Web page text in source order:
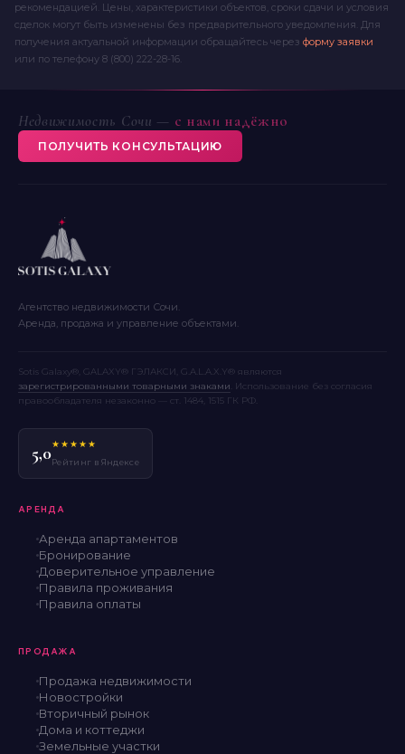
рекомендацией. Цены, характеристики объектов, сроки сдачи и условия
сделок могут быть изменены без предварительного уведомления. Для
получения актуальной информации обращайтесь через форму заявки
или по телефону 8 (800) 222-28-16
Недвижимость Сочи — с нами надёжно
ПОЛУЧИТЬ КОНСУЛЬТАЦИЮ
Агентство недвижимости Сочи.
Аренда, продажа и управление объектами.
Sotis Galaxy®, GALAXY® ГЭЛАКСИ, G.A.L.A.X.Y® являются
зарегистрированными товарными знаками . Использование без согласия
правообладателя незаконно — ст. 1484, 1515 ГК РФ.
5,0★★★★★
Рейтинг в Яндексе
АРЕНДА
Аренда апартаментов
Бронирование
Доверительное управление
Правила проживания
Правила оплаты
ПРОДАЖА
Продажа недвижимости
Новостройки
Вторичный рынок
Дома и коттеджи
Земельные участки